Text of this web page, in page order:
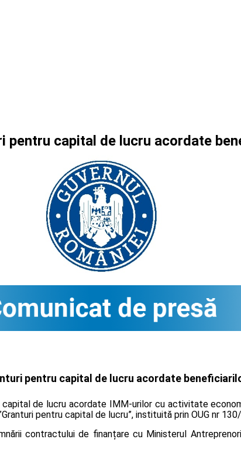
capital de lucru acordate
pentru capital de lucru acordate
capital de lucru acordate IMM-urilor cu activitate
pentru capital de lucru”, instituită prin OUG nr
contractului de finanțare cu Ministerul